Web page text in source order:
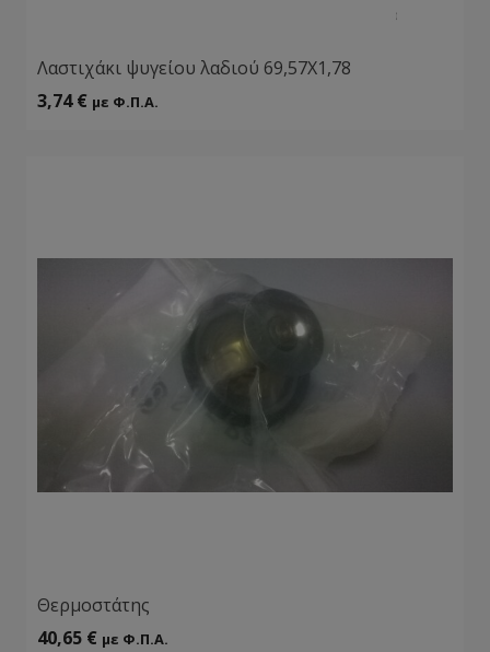
Λαστιχάκι ψυγείου λαδιού 69,57Χ1,78
3,74€ με Φ.Π.Α.
Θερμοστάτης
40,65 € με Φ.Π.Α.